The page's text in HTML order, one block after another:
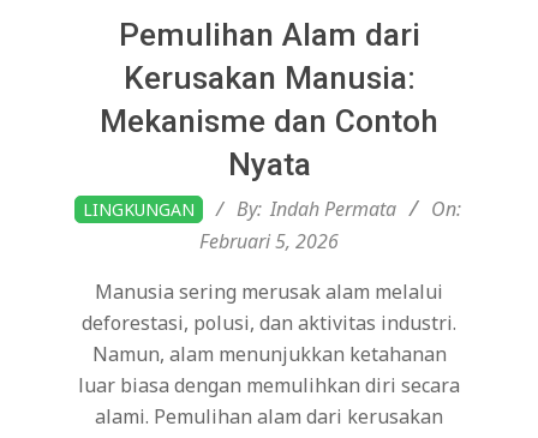
Pemulihan Alam dari
Kerusakan Manusia:
Mekanisme dan Contoh
Nyata
2026-
02-
LINGKUNGAN By: Indah Permata
On:
Februari 5, 2026
Manusia sering merusak alam melalui
deforestasi, polusi, dan aktivitas industri.
Namun, alam menunjukkan ketahanan
luar biasa dengan memulihkan diri secara
alami. Pemulihan alam dari kerusakan